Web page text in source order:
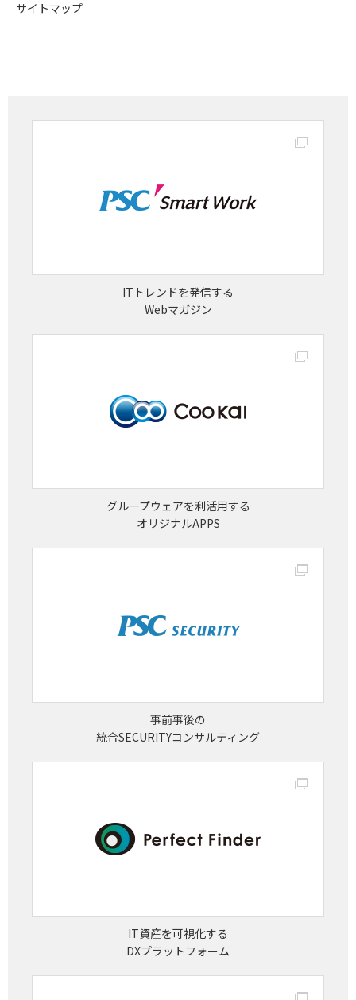
サイトマップ
ITトレンドを発信する
Webマガジン
グループウェアを利活用する
オリジナルAPPS
事前事後の
統合SECURITYコンサルティング
IT資産を可視化する
DXプラットフォーム